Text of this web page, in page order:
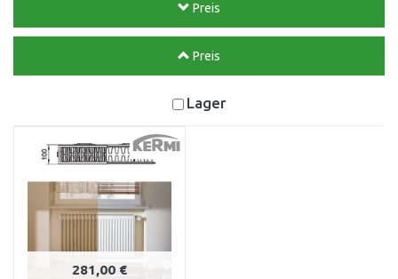
Preis
Preis
Lager
281,00 €